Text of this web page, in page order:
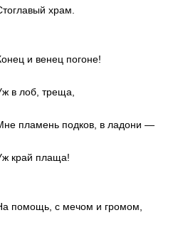
храм.
и венец погоне!
в лоб, треща,
пламень подков, в ладони —
край плаща!
помощь, с мечом и громом,